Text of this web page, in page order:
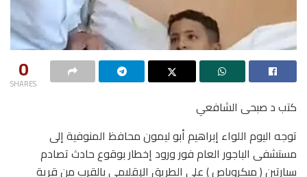
0
SHARES
كتب د صبحى الشافعي
توجه اليوم اللواء إبراهيم أبو ليمون محافظ المنوفية إلى
مستشفى الباجور العام فور ورود إخطار بوقوع حادث تصادم
سيارتين ( ميكروباص ) على الطريق الإقليمى بالقرب من قرية